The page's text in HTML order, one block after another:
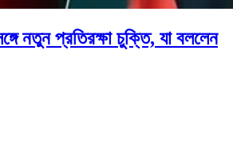
নতুন প্রতিরক্ষা চুক্তি, যা বললেন